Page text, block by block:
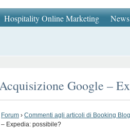
Hospitality Online Marketing
Google –
Forum › Commenti agli articoli di Booking Blog
Expedia: possibile?